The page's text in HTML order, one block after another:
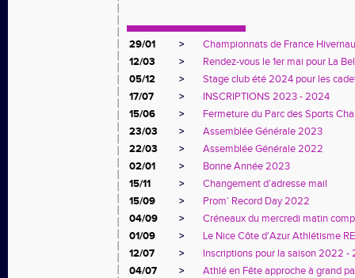
29/01 >
Championnats de France
12/03
>
Rendez-vous le 1er mai pour La
05/12
>
Stage club été 2024 pour les
17/07
>
INSCRIPTIONS 2023 - 2024
15/06
>
Fermeture du Parc des Sports
23/03
>
Assemblée Générale 2023
22/03
>
Assemblée Générale 2022
02/01
>
Bonne Année 2023
15/11
>
Changement d’adresse mail
15/09
>
Prom’ Record Day 2022
04/09
>
Créneaux du mercredi matin
01/09
>
Le Nice Côte d'Azur Athlétisme
12/07
>
Inscriptions pour la saison 2022 -
04/07
>
Athlé en Fête approche à grand